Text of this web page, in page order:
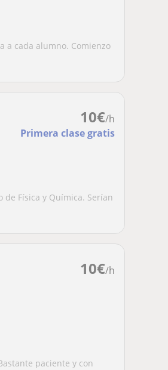
a cada alumno. Comienzo
10€/h
Primera clase gratis
Física y Química. Serían
10€/h
paciente y con